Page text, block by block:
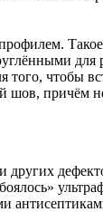
Такое
для
чтобы
шов, причём
других